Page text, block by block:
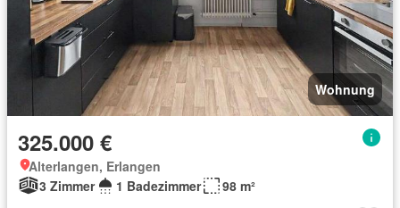
Wohnung
325.000 €
Alterlangen, Erlangen
3 Zimmer
1 Badezimmer 98 m²